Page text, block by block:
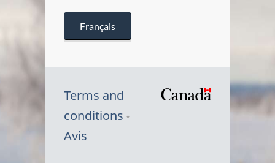
Français
Terms and
conditions
Avis
Symbole